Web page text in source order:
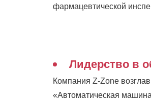
фармацевтической
Лидерство в
Компания Z-Zone
«Автоматическая